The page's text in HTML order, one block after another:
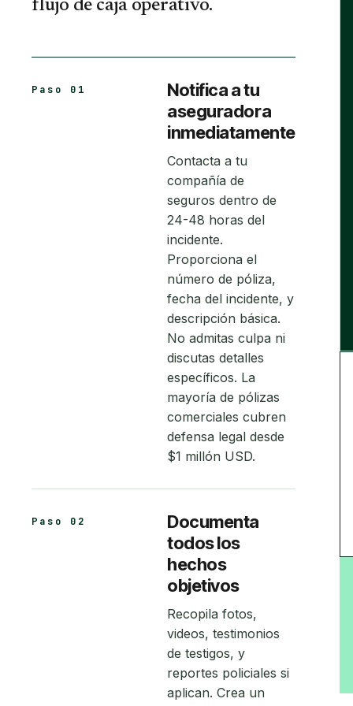
flujo de caja operativo.
Paso 01
Notifica a tu
aseguradora
inmediatamente
Contacta a tu
compañía de
seguros dentro de
24-48 horas del
incidente.
Proporciona el
número de póliza,
fecha del incidente, y
descripción básica.
No admitas culpa ni
discutas detalles
específicos. La
mayoría de pólizas
comerciales cubren
defensa legal desde
$1 millón USD.
Paso 02
Documenta
todos los
hechos
objetivos
Recopila fotos,
videos, testimonios
de testigos, y
reportes policiales si
aplican. Crea un